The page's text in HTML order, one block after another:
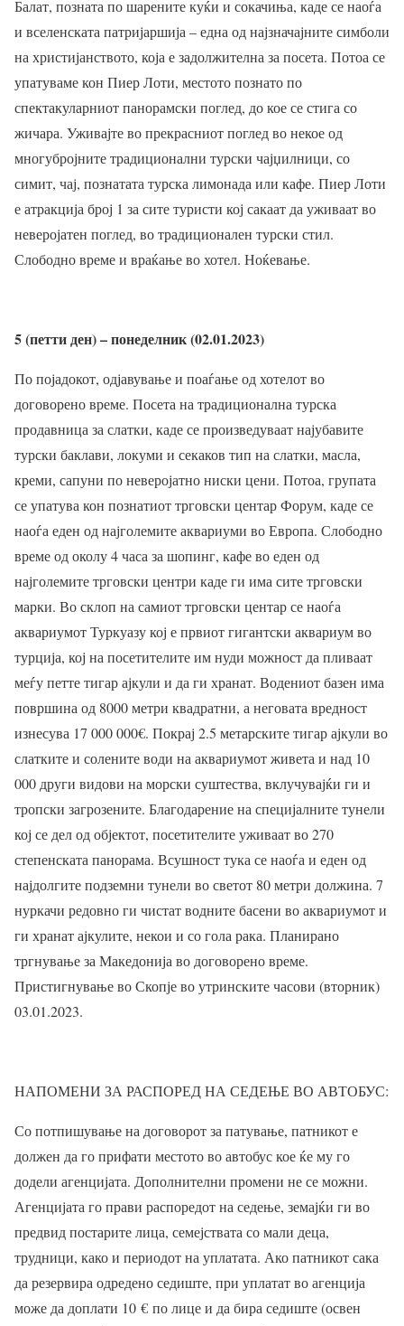
Балат, позната по шарените куќи и сокачиња, каде се наоѓа
и вселенската патријаршија – една од најзначајните симболи
на христијанството, која е задолжителна за посета. Потоа се
упатуваме кон Пиер Лоти, местото познато по
спектакуларниот панорамски поглед, до кое се стига со
жичара. Уживајте во прекрасниот поглед во некое од
многубројните традиционални турски чајџилници, со
симит, чај, познатата турска лимонада или кафе. Пиер Лоти
е атракција број 1 за сите туристи кој сакаат да уживаат во
неверојатен поглед, во традиционален турски стил.
Слободно време и враќање во хотел. Ноќевање.
5 (петти ден) – понеделник (02.01.2023)
По појадокот, одјавување и поаѓање од хотелот во
договорено време. Посета на традиционална турска
продавница за слатки, каде се произведуваат најубавите
турски баклави, локуми и секаков тип на слатки, масла,
креми, сапуни по неверојатно ниски цени. Потоа, групата
се упатува кон познатиот трговски центар Форум, каде се
наоѓа еден од најголемите аквариуми во Европа. Слободно
време од околу 4 часа за шопинг, кафе во еден од
најголемите трговски центри каде ги има сите трговски
марки. Во склоп на самиот трговски центар се наоѓа
аквариумот Туркуазу кој е првиот гигантски аквариум во
турција, кој на посетителите им нуди можност да пливаат
меѓу петте тигар ајкули и да ги хранат. Водениот базен има
површина од 8000 метри квадратни, а неговата вредност
изнесува 17 000 000€. Покрај 2.5 метарските тигар ајкули во
слатките и солените води на аквариумот живета и над 10
000 други видови на морски суштества, вклучувајќи ги и
тропски загрозените. Благодарение на специјалните тунели
кој се дел од објектот, посетителите уживаат во 270
степенската панорама. Всушност тука се наоѓа и еден од
најдолгите подземни тунели во светот 80 метри должина. 7
нуркачи редовно ги чистат водните басени во аквариумот и
ги хранат ајкулите, некои и со гола рака. Планирано
тргнување за Македонија во договорено време.
Пристигнување во Скопје во утринските часови (вторник)
03.01.2023.
НАПОМЕНИ ЗА РАСПОРЕД НА СЕДЕЊЕ ВО АВТОБУС:
Со потпишување на договорот за патување, патникот е
должен да го прифати местото во автобус кое ќе му го
додели агенцијата. Дополнителни промени не се можни.
Агенцијата го прави распоредот на седење, земајќи ги во
предвид постарите лица, семејствата со мали деца,
трудници, како и периодот на уплатата. Ако патникот сака
да резервира одредено седиште, при уплатат во агенција
може да доплати 10 € по лице и да бира седиште (освен